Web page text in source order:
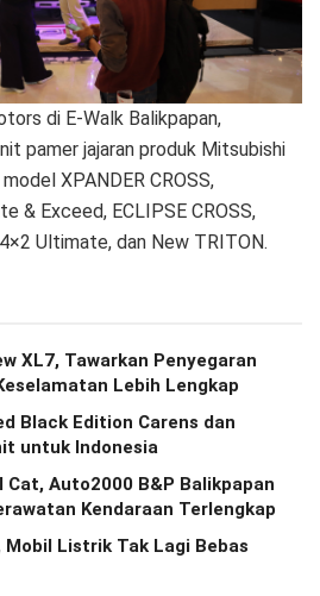
di E-Walk Balikpapan,
pamer jajaran produk Mitsubishi
XPANDER CROSS,
& Exceed, ECLIPSE CROSS,
Ultimate, dan New TRITON.
XL7, Tawarkan Penyegaran
Lebih Lengkap
Black Edition Carens dan
untuk Indonesia
Cat, Auto2000 B&P Balikpapan
Kendaraan Terlengkap
Listrik Tak Lagi Bebas